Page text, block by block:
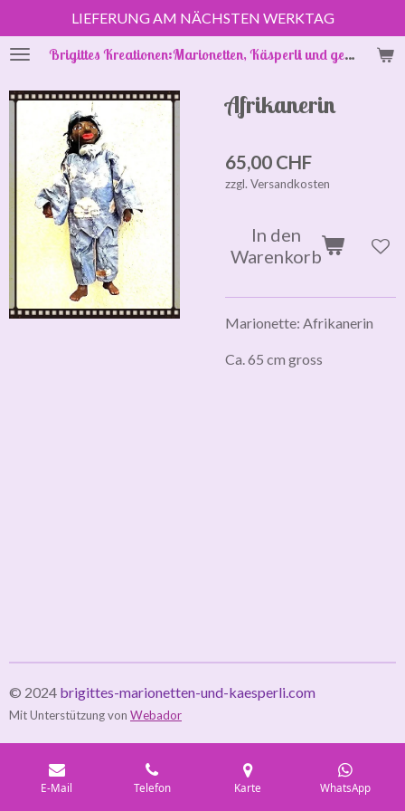
Hauptinhalt
springen
Brigittes Kreationen:Marionetten, Käsperli und gestrickte Puppenkleider
LIEFERUNG AM NÄCHSTEN WERKTAG
Afrikanerin
65,00 CHF
zzgl. Versandkosten
In den
Warenkorb
Marionette: Afrikanerin
Ca. 65 cm gross
© 2024 brigittes-marionetten-und-kaesperli.com
Mit Unterstützung von Webador
E-Mail Telefon Karte WhatsApp